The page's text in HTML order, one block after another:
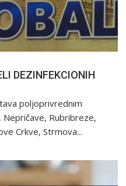
DEZINFEKCIONIH
poljoprivrednim
Rubribreze,
Crkve, Strmova...